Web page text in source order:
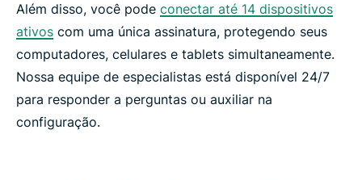
Além disso, você pode conectar até 14 dispositivos
ativos com uma única assinatura, protegendo seus
computadores, celulares e tablets simultaneamente.
Nossa equipe de especialistas está disponível 24/7
para responder a perguntas ou auxiliar na
configuração.